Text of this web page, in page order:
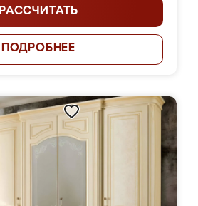
РАССЧИТАТЬ
ПОДРОБНЕЕ